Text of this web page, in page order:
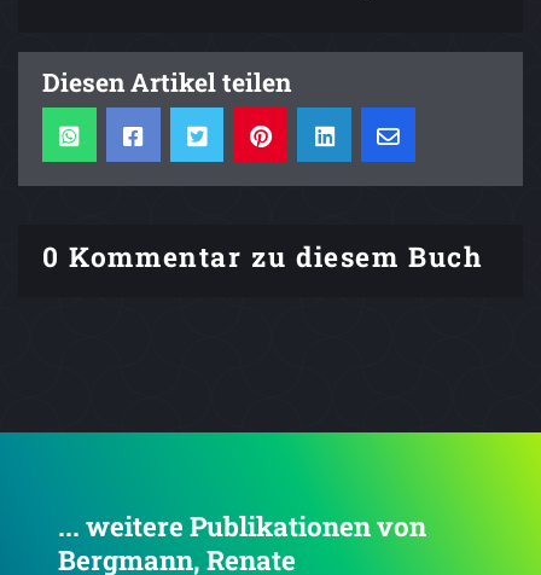
Diesen Artikel teilen
0 Kommentar zu diesem Buch
... weitere Publikationen von
Bergmann, Renate